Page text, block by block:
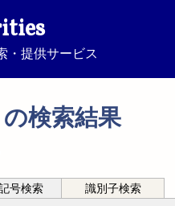
・提供サービス
の検索結果
号検索 識別子検索